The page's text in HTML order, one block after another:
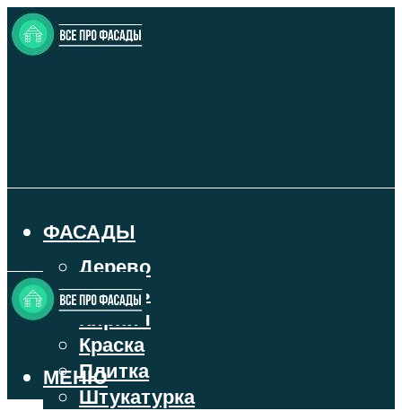
ФАСАДЫ
Дерево
Камень
Кирпич
Краска
Плитка
Штукатурка
МЕНЮ